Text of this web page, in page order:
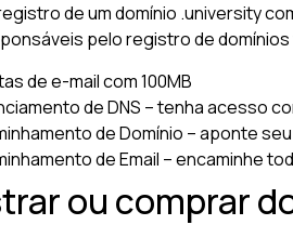
de um domínio .university
pelo registro de
de e-mail com 100MB
de DNS – tenha acesso
de Domínio – aponte
de Email – encaminhe
ou comprar